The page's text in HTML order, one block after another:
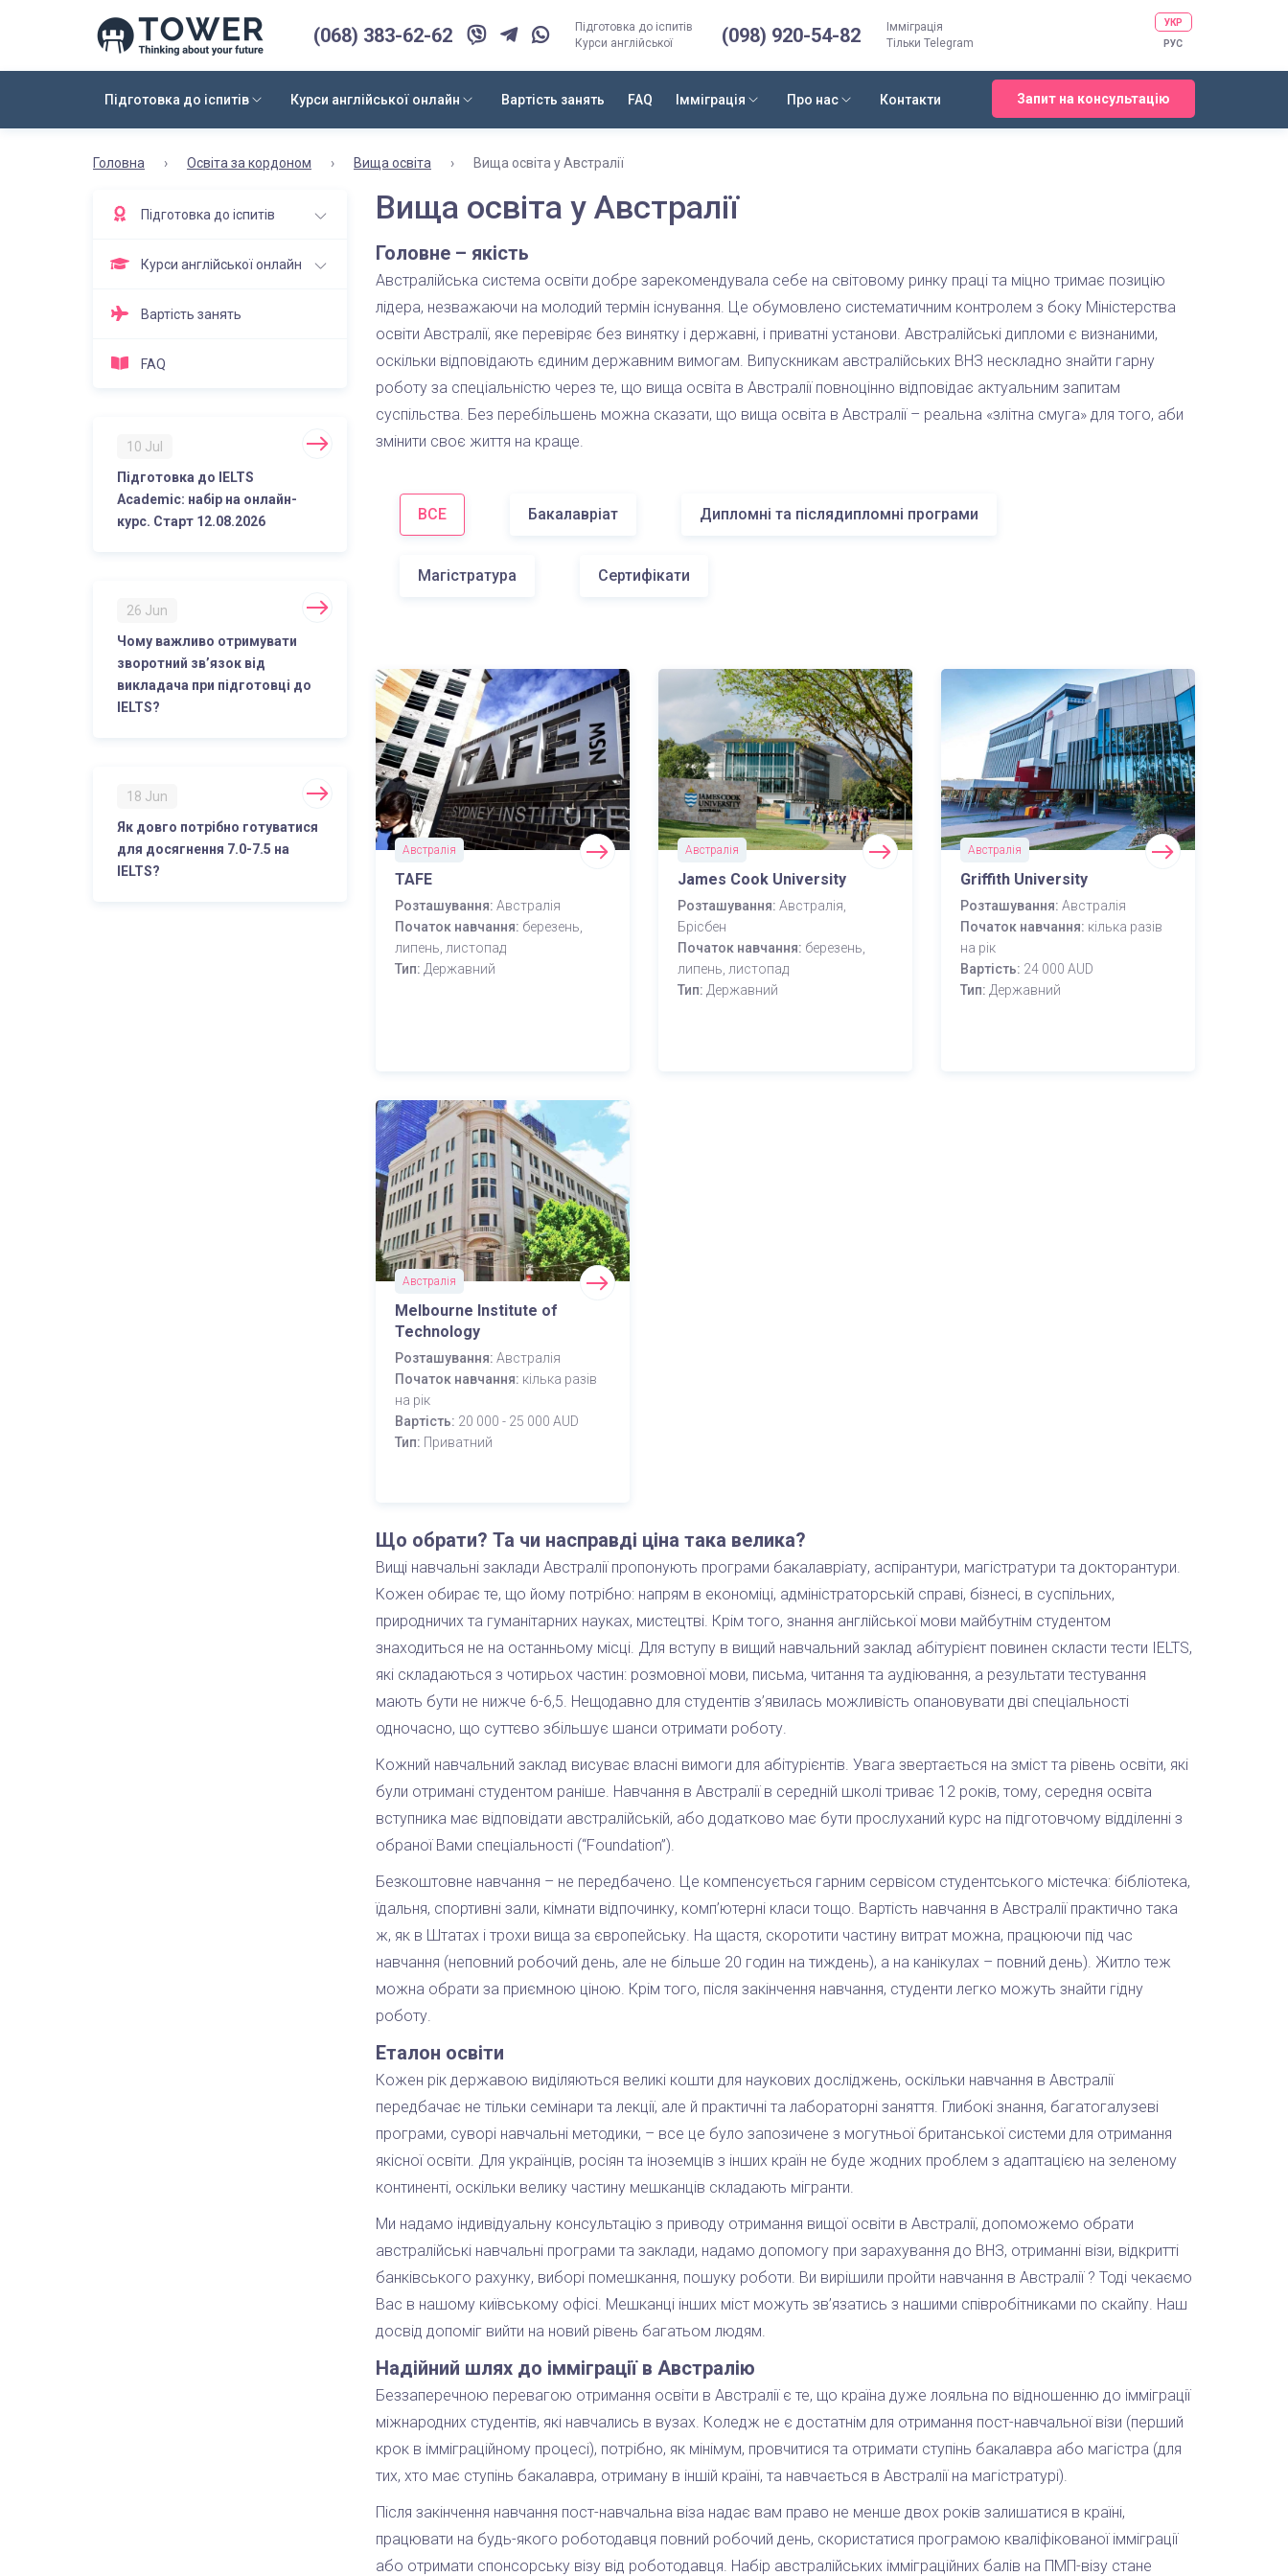
(068) 383-62-62
Підготовка до іспитів
Курси англійської
(098) 920-54-82
Імміграція
Тільки Telegram
УКР
РУС
Підготовка до іспитів Курси англійської онлайн Вартість занять FAQ Імміграція Про нас Контакти Запит на консультацію
Головна › Освіта за кордоном › Вища освіта › Вища освіта у Австралії
Підготовка до іспитів
Курси англійської онлайн
Вартість занять
FAQ
10 Jul
Підготовка до IELTS
Academic: набір на онлайн-
курс. Старт 12.08.2026
26 Jun
Чому важливо отримувати
зворотний зв’язок від
викладача при підготовці до
IELTS?
18 Jun
Як довго потрібно готуватися
для досягнення 7.0-7.5 на
IELTS?
Вища освіта у Австралії
Головне – якість
Австралійська система освіти добре зарекомендувала себе на світовому ринку праці та міцно тримає позицію
лідера, незважаючи на молодий термін існування. Це обумовлено систематичним контролем з боку Міністерства
освіти Австралії, яке перевіряє без винятку і державні, і приватні установи. Австралійські дипломи є визнаними,
оскільки відповідають єдиним державним вимогам. Випускникам австралійських ВНЗ нескладно знайти гарну
роботу за спеціальністю через те, що вища освіта в Австралії повноцінно відповідає актуальним запитам
суспільства. Без перебільшень можна сказати, що вища освіта в Австралії – реальна «злітна смуга» для того, аби
змінити своє життя на краще.
ВСЕ Бакалавріат Дипломні та післядипломні програми
Магістратура Сертифікати
Австралія
TAFE
Розташування: Австралія
Початок навчання: березень,
липень, листопад
Тип: Державний
Австралія
James Cook University
Розташування: Австралія,
Брісбен
Початок навчання: березень,
липень, листопад
Тип: Державний
Австралія
Griffith University
Розташування: Австралія
Початок навчання: кілька разів
на рік
Вартість: 24 000 AUD
Тип: Державний
Австралія
Melbourne Institute of
Technology
Розташування: Австралія
Початок навчання: кілька разів
на рік
Вартість: 20 000 - 25 000 AUD
Тип: Приватний
Що обрати? Та чи насправді ціна така велика?
Вищі навчальні заклади Австралії пропонують програми бакалавріату, аспірантури, магістратури та докторантури.
Кожен обирає те, що йому потрібно: напрям в економіці, адміністраторській справі, бізнесі, в суспільних,
природничих та гуманітарних науках, мистецтві. Крім того, знання англійської мови майбутнім студентом
знаходиться не на останньому місці. Для вступу в вищий навчальний заклад абітурієнт повинен скласти тести IELTS,
які складаються з чотирьох частин: розмовної мови, письма, читання та аудіювання, а результати тестування
мають бути не нижче 6-6,5. Нещодавно для студентів з’явилась можливість опановувати дві спеціальності
одночасно, що суттєво збільшує шанси отримати роботу.
Кожний навчальний заклад висуває власні вимоги для абітурієнтів. Увага звертається на зміст та рівень освіти, які
були отримані студентом раніше. Навчання в Австралії в середній школі триває 12 років, тому, середня освіта
вступника має відповідати австралійській, або додатково має бути прослуханий курс на підготовчому відділенні з
обраної Вами спеціальності (“Foundation”).
Безкоштовне навчання – не передбачено. Це компенсується гарним сервісом студентського містечка: бібліотека,
їдальня, спортивні зали, кімнати відпочинку, комп’ютерні класи тощо. Вартість навчання в Австралії практично така
ж, як в Штатах і трохи вища за європейську. На щастя, скоротити частину витрат можна, працюючи під час
навчання (неповний робочий день, але не більше 20 годин на тиждень), а на канікулах – повний день). Житло теж
можна обрати за приємною ціною. Крім того, після закінчення навчання, студенти легко можуть знайти гідну
роботу.
Еталон освіти
Кожен рік державою виділяються великі кошти для наукових досліджень, оскільки навчання в Австралії
передбачає не тільки семінари та лекції, але й практичні та лабораторні заняття. Глибокі знання, багатогалузеві
програми, суворі навчальні методики, – все це було запозичене з могутньої британської системи для отримання
якісної освіти. Для українців, росіян та іноземців з інших країн не буде жодних проблем з адаптацією на зеленому
континенті, оскільки велику частину мешканців складають мігранти.
Ми надамо індивідуальну консультацію з приводу отримання вищої освіти в Австралії, допоможемо обрати
австралійські навчальні програми та заклади, надамо допомогу при зарахування до ВНЗ, отриманні візи, відкритті
банківського рахунку, виборі помешкання, пошуку роботи. Ви вирішили пройти навчання в Австралії ? Тоді чекаємо
Вас в нашому київському офісі. Мешканці інших міст можуть зв’язатись з нашими співробітниками по скайпу. Наш
досвід допоміг вийти на новий рівень багатьом людям.
Надійний шлях до імміграції в Австралію
Беззаперечною перевагою отримання освіти в Австралії є те, що країна дуже лояльна по відношенню до імміграції
міжнародних студентів, які навчались в вузах. Коледж не є достатнім для отримання пост-навчальної візи (перший
крок в імміграційному процесі), потрібно, як мінімум, провчитися та отримати ступінь бакалавра або магістра (для
тих, хто має ступінь бакалавра, отриману в іншій країні, та навчається в Австралії на магістратурі).
Після закінчення навчання пост-навчальна віза надає вам право не менше двох років залишатися в країні,
працювати на будь-якого роботодавця повний робочий день, скористатися програмою кваліфікованої імміграції
або отримати спонсорську візу від роботодавця. Набір австралійських імміграційних балів на ПМП-візу стане